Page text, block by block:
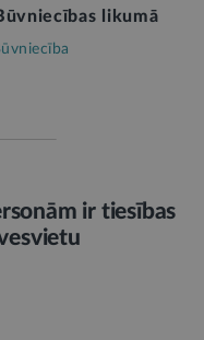
likumā
ir tiesības